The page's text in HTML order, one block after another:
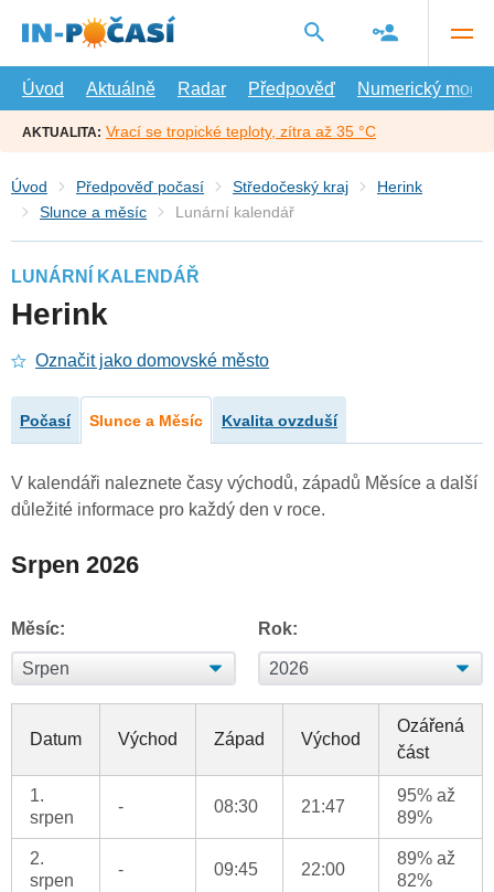
hlavní
Úvod
Aktuálně Radar Předpověď Numerický model
AKTUALITA: Vrací se tropické teploty, zítra až 35 °C
Úvod Předpověď počasí Středočeský kraj
Herink
Slunce a měsíc
Lunární kalendář
LUNÁRNÍ KALENDÁŘ
Herink
Označit jako domovské město
Počasí Slunce a Měsíc Kvalita ovzduší
V kalendáři naleznete časy východů, západů Měsíce a další
důležité informace pro každý den v roce.
Srpen 2026
Měsíc: Rok:
Datum Východ Západ Východ
Ozářená
část
1.
srpen
- 08:30 21:47
95% až
89%
2.
srpen
- 09:45 22:00
89% až
82%